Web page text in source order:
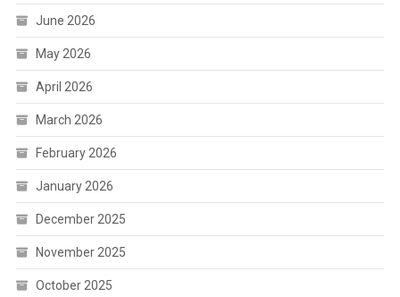
June 2026
May 2026
April 2026
March 2026
February 2026
January 2026
December 2025
November 2025
October 2025